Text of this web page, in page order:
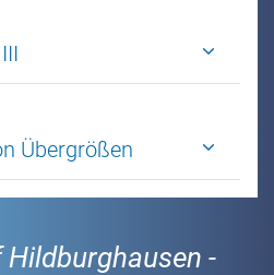
Übergrößen
-